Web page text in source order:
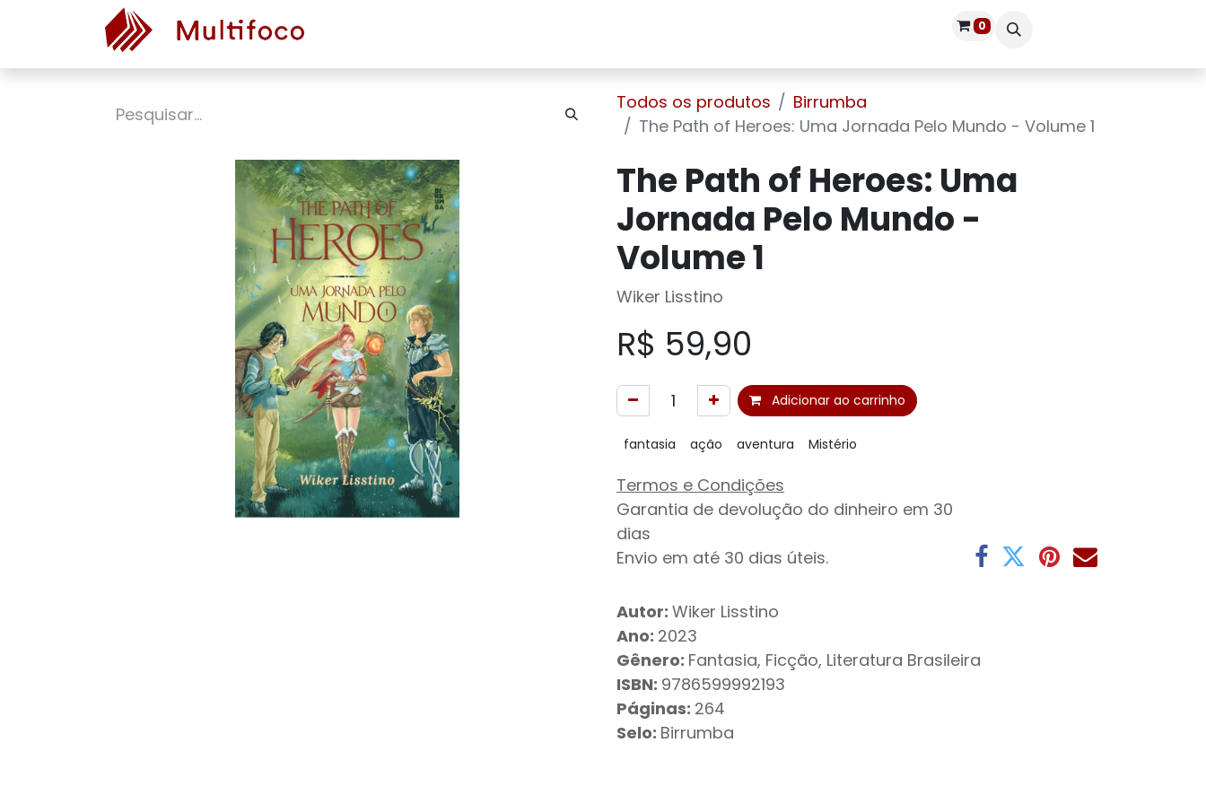
0
Todos os produtos
Birrumba
The Path of Heroes: Uma Jornada Pelo Mundo - Volume 1
The Path of Heroes: Uma
Jornada Pelo Mundo -
Volume 1
Wiker Lisstino
R$ 59,90
Adicionar ao carrinho
fantasia ação aventura Mistério
Termos e Condições
Garantia de devolução do dinheiro em 30
dias
Envio em até 30 dias úteis.
Autor: Wiker Lisstino
Ano: 2023
Gênero: Fantasia, Ficção, Literatura Brasileira
ISBN: 9786599992193
Páginas: 264
Selo: Birrumba